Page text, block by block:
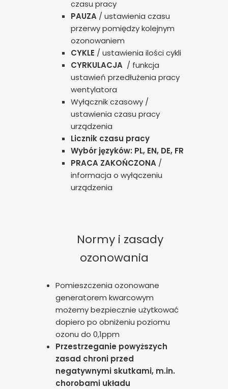
czasu pracy
PAUZA / ustawienia czasu
przerwy pomiędzy kolejnym
ozonowaniem
CYKLE / ustawienia ilości cykli
CYRKULACJA / funkcja
ustawień przedłużenia pracy
wentylatora
Wyłącznik czasowy /
ustawienia czasu pracy
urządzenia
Licznik czasu pracy
Wybór języków: PL, EN, DE, FR
PRACA ZAKOŃCZONA /
informacja o wyłączeniu
urządzenia
Normy i zasady
ozonowania
Pomieszczenia ozonowane
generatorem kwarcowym
możemy bezpiecznie użytkować
dopiero po obniżeniu poziomu
ozonu do 0,1ppm
Przestrzeganie powyższych
zasad chroni przed
negatywnymi skutkami, m.in.
chorobami układu